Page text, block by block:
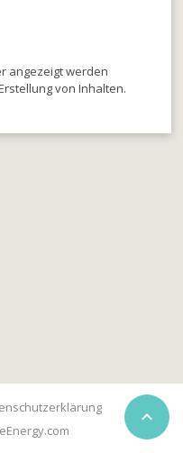
angezeigt werden
von Inhalten.
